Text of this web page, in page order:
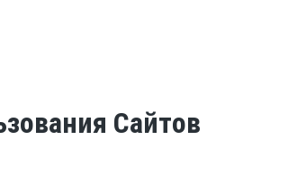
Сайтов